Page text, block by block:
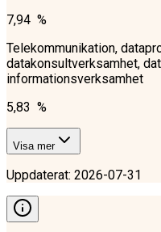
7,94 %
Telekommunikation,
datakonsultverksamhet,
informationsverksamhet
5,83 %
Visa mer
Uppdaterat: 2026-07-31